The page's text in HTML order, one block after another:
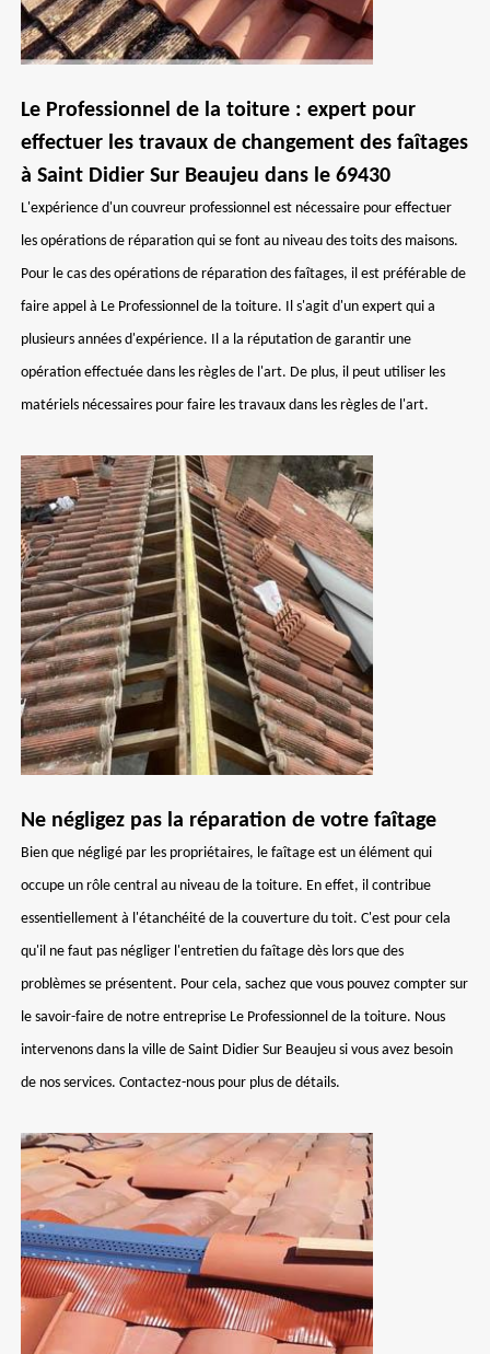
Le Professionnel de la toiture : expert pour
effectuer les travaux de changement des faîtages
à Saint Didier Sur Beaujeu dans le 69430
L'expérience d'un couvreur professionnel est nécessaire pour effectuer
les opérations de réparation qui se font au niveau des toits des maisons.
Pour le cas des opérations de réparation des faîtages, il est préférable de
faire appel à Le Professionnel de la toiture. Il s'agit d'un expert qui a
plusieurs années d'expérience. Il a la réputation de garantir une
opération effectuée dans les règles de l'art. De plus, il peut utiliser les
matériels nécessaires pour faire les travaux dans les règles de l'art.
Ne négligez pas la réparation de votre faîtage
Bien que négligé par les propriétaires, le faîtage est un élément qui
occupe un rôle central au niveau de la toiture. En effet, il contribue
essentiellement à l'étanchéité de la couverture du toit. C'est pour cela
qu'il ne faut pas négliger l'entretien du faîtage dès lors que des
problèmes se présentent. Pour cela, sachez que vous pouvez compter sur
le savoir-faire de notre entreprise Le Professionnel de la toiture. Nous
intervenons dans la ville de Saint Didier Sur Beaujeu si vous avez besoin
de nos services. Contactez-nous pour plus de détails.